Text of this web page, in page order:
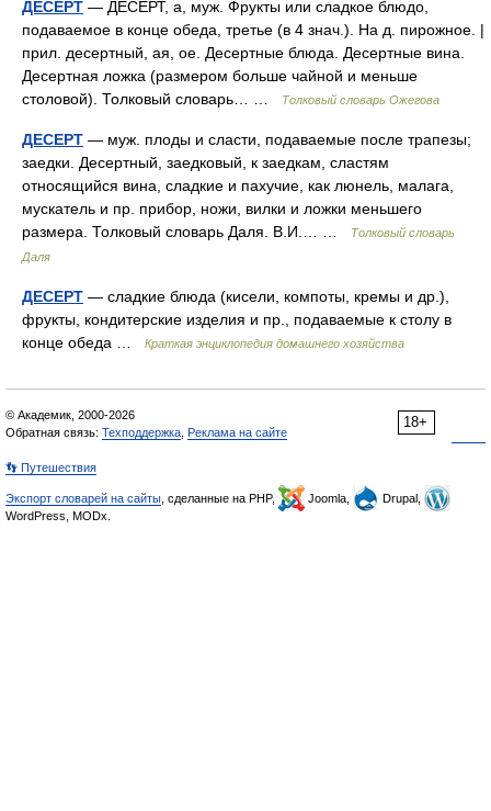
ДЕСЕРТ — ДЕСЕРТ, а, муж. Фрукты или сладкое блюдо,
подаваемое в конце обеда, третье (в 4 знач.). На д. пирожное. |
прил. десертный, ая, ое. Десертные блюда. Десертные вина.
Десертная ложка (размером больше чайной и меньше
столовой). Толковый словарь… …
Толковый словарь Ожегова
ДЕСЕРТ — муж. плоды и сласти, подаваемые после трапезы;
заедки. Десертный, заедковый, к заедкам, сластям
относящийся вина, сладкие и пахучие, как люнель, малага,
мускатель и пр. прибор, ножи, вилки и ложки меньшего
размера. Толковый словарь Даля. В.И.… …
Толковый словарь
Даля
ДЕСЕРТ — сладкие блюда (кисели, компоты, кремы и др.),
фрукты, кондитерские изделия и пр., подаваемые к столу в
конце обеда …
Краткая энциклопедия домашнего хозяйства
18+
© Академик, 2000-2026
Обратная связь: Техподдержка Реклама на сайте
👣 Путешествия
Экспорт словарей на сайты , сделанные на PHP, Joomla,
Drupal,
WordPress, MODx.